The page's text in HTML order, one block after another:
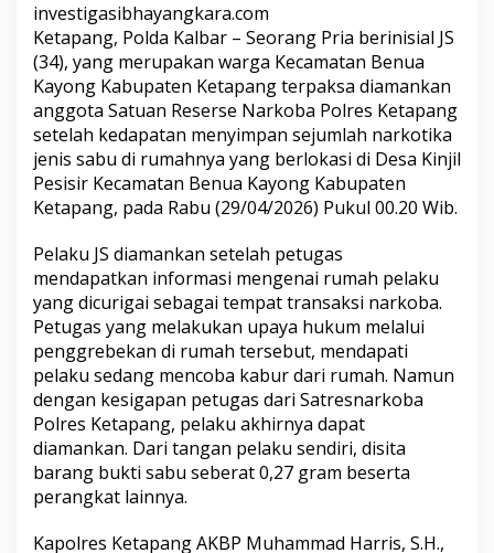
investigasibhayangkara.com
Ketapang, Polda Kalbar – Seorang Pria berinisial JS
(34), yang merupakan warga Kecamatan Benua
Kayong Kabupaten Ketapang terpaksa diamankan
anggota Satuan Reserse Narkoba Polres Ketapang
setelah kedapatan menyimpan sejumlah narkotika
jenis sabu di rumahnya yang berlokasi di Desa Kinjil
Pesisir Kecamatan Benua Kayong Kabupaten
Ketapang, pada Rabu (29/04/2026) Pukul 00.20 Wib.
Pelaku JS diamankan setelah petugas
mendapatkan informasi mengenai rumah pelaku
yang dicurigai sebagai tempat transaksi narkoba.
Petugas yang melakukan upaya hukum melalui
penggrebekan di rumah tersebut, mendapati
pelaku sedang mencoba kabur dari rumah. Namun
dengan kesigapan petugas dari Satresnarkoba
Polres Ketapang, pelaku akhirnya dapat
diamankan. Dari tangan pelaku sendiri, disita
barang bukti sabu seberat 0,27 gram beserta
perangkat lainnya.
Kapolres Ketapang AKBP Muhammad Harris, S.H.,